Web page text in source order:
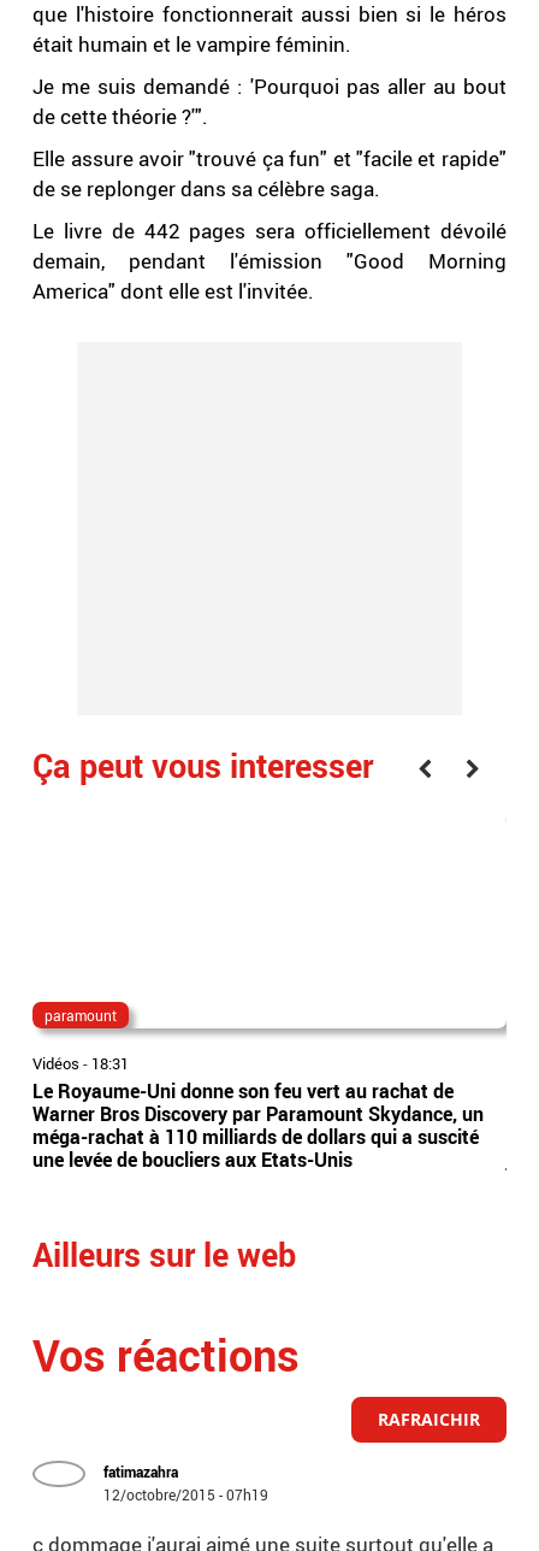
que l'histoire fonctionnerait aussi bien si le héros
était humain et le vampire féminin.
Je me suis demandé : 'Pourquoi pas aller au bout
de cette théorie ?'".
Elle assure avoir "trouvé ça fun" et "facile et rapide"
de se replonger dans sa célèbre saga.
Le livre de 442 pages sera officiellement dévoilé
demain, pendant l'émission "Good Morning
America" dont elle est l'invitée.
Ça peut vous interesser
paramount
Vidéos - 18:31
Le Royaume-Uni donne son feu vert au rachat de
Warner Bros Discovery par Paramount Skydance, un
méga-rachat à 110 milliards de dollars qui a suscité
une levée de boucliers aux Etats-Unis
Ailleurs sur le web
Vos réactions
RAFRAICHIR
fatimazahra
12/octobre/2015 - 07h19
c dommage j'aurai aimé une suite surtout qu'elle a